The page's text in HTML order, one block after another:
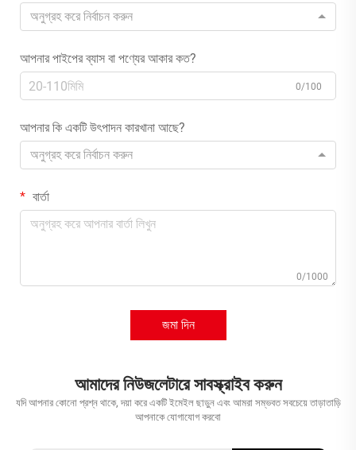
অনুগ্রহ করে নির্বাচন করুন
আপনার পাইপের ব্যাস বা পণ্যের আকার কত?
0/100
আপনার কি একটি উৎপাদন কারখানা আছে?
অনুগ্রহ করে নির্বাচন করুন
বার্তা
0/1000
জমা দিন
আমাদের নিউজলেটারে সাবস্ক্রাইব করুন
যদি আপনার কোনো প্রশ্ন থাকে, দয়া করে একটি ইমেইল ছাড়ুন এবং আমরা সম্ভবত সবচেয়ে তাড়াতাড়ি
আপনাকে যোগাযোগ করবো